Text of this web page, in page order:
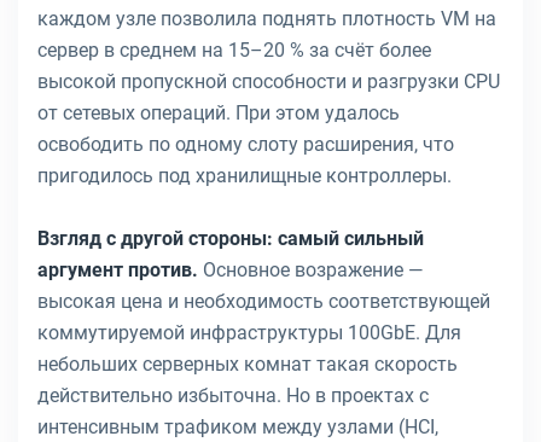
каждом узле позволила поднять плотность VM на
сервер в среднем на 15–20 % за счёт более
высокой пропускной способности и разгрузки CPU
от сетевых операций. При этом удалось
освободить по одному слоту расширения, что
пригодилось под хранилищные контроллеры.
Взгляд с другой стороны: самый сильный
аргумент против. Основное возражение —
высокая цена и необходимость соответствующей
коммутируемой инфраструктуры 100GbE. Для
небольших серверных комнат такая скорость
действительно избыточна. Но в проектах с
интенсивным трафиком между узлами (HCI,